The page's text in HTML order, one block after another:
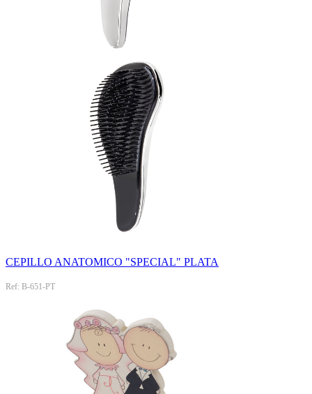
CEPILLO ANATOMICO "SPECIAL" PLATA
Ref: B-651-PT